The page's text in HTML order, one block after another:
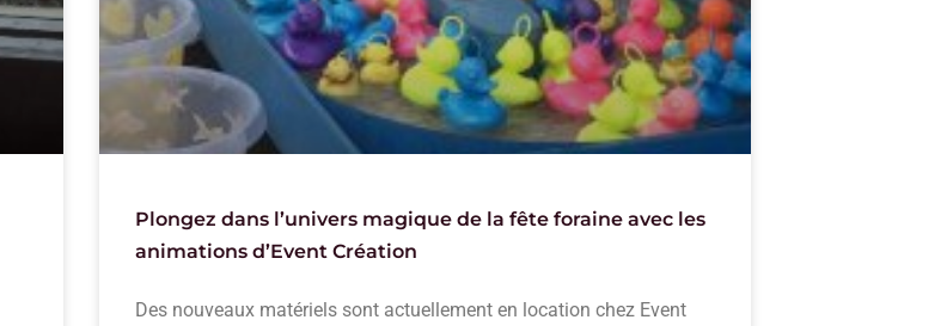
Plongez dans l’univers magique de la fête foraine avec les
animations d’Event Création
Des nouveaux matériels sont actuellement en location chez Event